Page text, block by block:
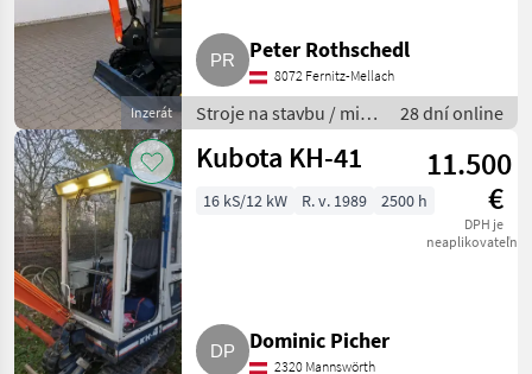
Inzerát
Peter Rothschedl
8072 Fernitz-Mellach
Stroje na stavbu / mini
bager
28 dní online
Kubota KH-41
11.500
€
DPH je
neaplikovateľné
16 kS/12 kW R. v. 1989 2500 h
Dominic Picher
2320 Mannswörth